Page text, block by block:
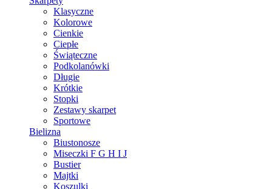
Klasyczne
Kolorowe
Cienkie
Ciepłe
Świąteczne
Podkolanówki
Długie
Krótkie
Stopki
Zestawy skarpet
Sportowe
Bielizna
Biustonosze
Miseczki F G H I J
Bustier
Majtki
Koszulki